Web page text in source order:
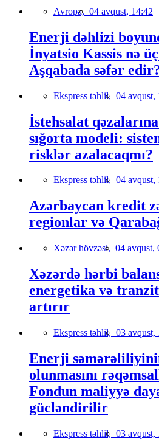
Avropa, 04 avqust, 14:42
Enerji dəhlizi
İnyatsio Kassis nə
Aşqabada səfər
Ekspress təhlil, 04 avqust,
İstehsalat
sığorta modeli:
risklər azalacaqmı?
Ekspress təhlil, 04 avqust,
Azərbaycan kredit
regionlar və
Xəzər hövzəsi, 04 avqust,
Xəzərdə hərbi
energetika və
artırır
Ekspress təhlil, 03 avqust,
Enerji
olunmasını
Fondun maliyyə
gücləndirilir
Ekspress təhlil, 03 avqust,